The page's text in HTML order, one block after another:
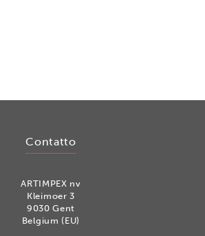
Contatto
ARTIMPEX nv
Kleimoer 3
9030 Gent
Belgium (EU)